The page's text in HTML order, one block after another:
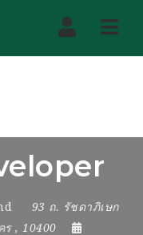
93 ถ. รัชดาภิเษก
ร , 10400